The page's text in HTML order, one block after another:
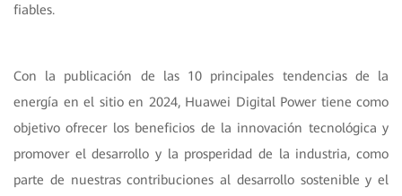
fiables.
Con la publicación de las 10 principales tendencias de la
energía en el sitio en 2024, Huawei Digital Power tiene como
objetivo ofrecer los beneficios de la innovación tecnológica y
promover el desarrollo y la prosperidad de la industria, como
parte de nuestras contribuciones al desarrollo sostenible y el